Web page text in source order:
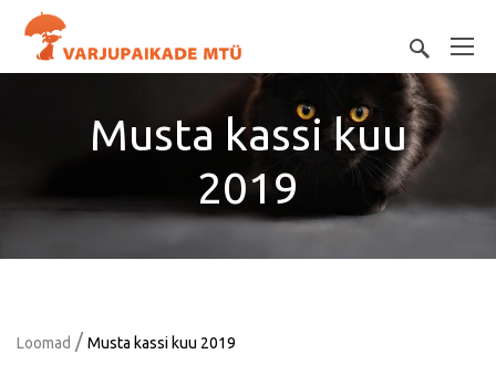
Musta kassi kuu
2019
Loomad / Musta kassi kuu 2019